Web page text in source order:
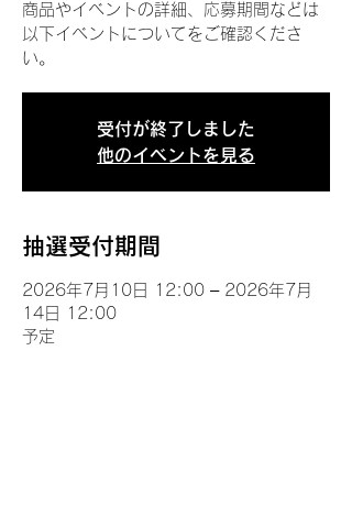
商品やイベントの詳細、応募期間などは
以下イベントについてをご確認くださ
い。
受付が終了しました
他のイベントを見る
抽選受付期間
2026年7月10日 12:00 – 2026年7月
14日 12:00
予定